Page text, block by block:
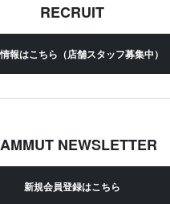
RECRUIT
報はこちら（店舗スタッフ募集中）
NEWSLETTER
新規会員登録はこちら